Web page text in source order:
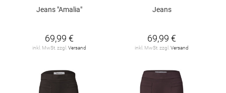
Jeans "Amalia"
69,99 €
inkl. MwSt. zzgl. Versand
Jeans
69,99 €
inkl. MwSt. zzgl. Versand